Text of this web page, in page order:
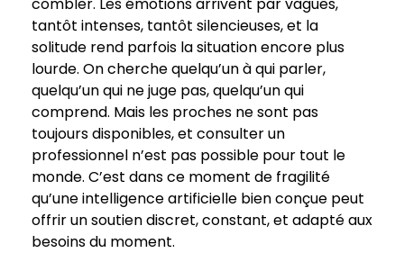
tantôt intenses, tantôt silencieuses, et la
solitude rend parfois la situation encore plus
lourde. On cherche quelqu’un à qui parler,
quelqu’un qui ne juge pas, quelqu’un qui
comprend. Mais les proches ne sont pas
toujours disponibles, et consulter un
professionnel n’est pas possible pour tout le
monde. C’est dans ce moment de fragilité
qu’une intelligence artificielle bien conçue peut
offrir un soutien discret, constant, et adapté aux
besoins du moment.